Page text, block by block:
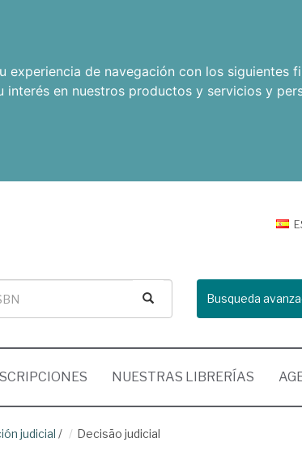
de navegación con los siguientes
interés en nuestros productos y servicios y
Busqueda
NUESTRAS LIBRERÍAS
judicial / Decisão judicial